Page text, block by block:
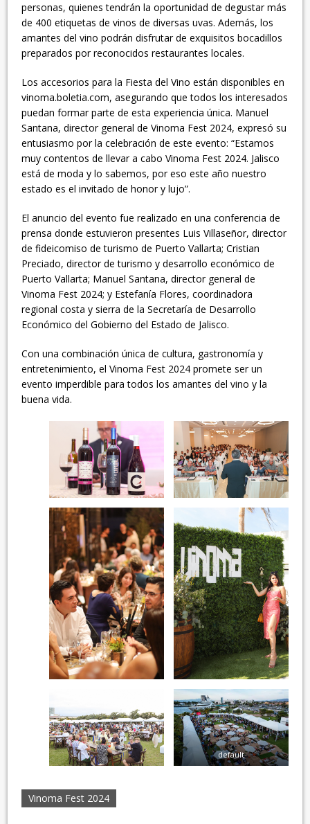
personas, quienes tendrán la oportunidad de degustar más
de 400 etiquetas de vinos de diversas uvas. Además, los
amantes del vino podrán disfrutar de exquisitos bocadillos
preparados por reconocidos restaurantes locales.
Los accesorios para la Fiesta del Vino están disponibles en
vinoma.boletia.com, asegurando que todos los interesados
puedan formar parte de esta experiencia única. Manuel
Santana, director general de Vinoma Fest 2024, expresó su
entusiasmo por la celebración de este evento: “Estamos
muy contentos de llevar a cabo Vinoma Fest 2024. Jalisco
está de moda y lo sabemos, por eso este año nuestro
estado es el invitado de honor y lujo”.
El anuncio del evento fue realizado en una conferencia de
prensa donde estuvieron presentes Luis Villaseñor, director
de fideicomiso de turismo de Puerto Vallarta; Cristian
Preciado, director de turismo y desarrollo económico de
Puerto Vallarta; Manuel Santana, director general de
Vinoma Fest 2024; y Estefanía Flores, coordinadora
regional costa y sierra de la Secretaría de Desarrollo
Económico del Gobierno del Estado de Jalisco.
Con una combinación única de cultura, gastronomía y
entretenimiento, el Vinoma Fest 2024 promete ser un
evento imperdible para todos los amantes del vino y la
buena vida.
default
Vinoma Fest 2024